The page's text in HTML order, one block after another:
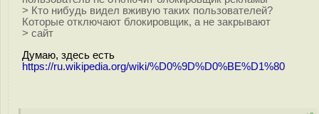
> Кто нибудь видел вживую таких пользователей?
Которые отключают блокировщик, а не закрывают
> сайт
Думаю, здесь есть
https://ru.wikipedia.org/wiki/%D0%9D%D0%BE%D1%80